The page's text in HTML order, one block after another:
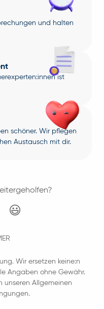
und halten
ist
schöner. Wir pflegen
Austausch mit dir.
😃
Wir ersetzen keine:n
Angaben ohne Gewähr.
unseren Allgemeinen